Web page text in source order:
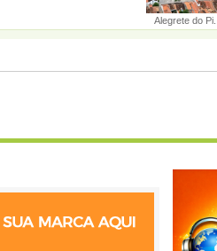
Alegrete do Pi...